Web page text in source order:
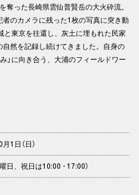
った長崎県雲仙普賢岳の大火砕流。
のカメラに残った1枚の写真に突き動
東京を往還し、灰土に埋もれた民家
然を記録し続けてきました。自身の
」に向き合う、大浦のフィールドワー
1日（日）
日、祝日は10:00 - 17:00）